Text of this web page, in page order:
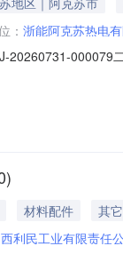
： 浙能阿克苏热电
20260731-
地点采购需求单
材料配件
其它
利民工业有限责任